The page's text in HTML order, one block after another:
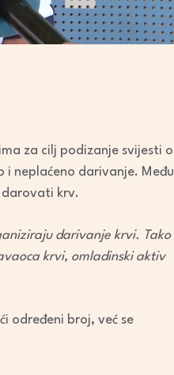
za cilj podizanje svijesti o
neplaćeno darivanje. Među
darovati krv.
darivanje krvi. Tako
krvi, omladinski aktiv
određeni broj, već se